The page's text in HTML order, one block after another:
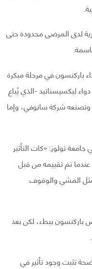
لدى المرضى محدودة حتى
يعانون داء باركنسون في مرحلة مبكرة
ليكسيسناتيد -الذي يُباع
وتصنعه شركة سانوفي، وإما
تولوز: «كات التأثير
تم تقييمه من قبل
المشي والوقوف
ببطء، لكن بعد
تثبت وجود تأثير في